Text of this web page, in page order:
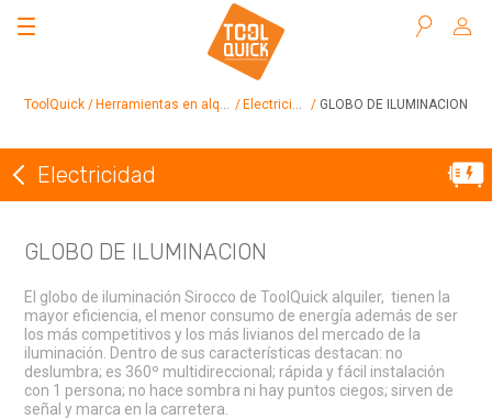
ToolQuick Herramientas en alquiler Electricidad GLOBO DE ILUMINACION
Volver a Electricidad
Electricidad
GLOBO DE ILUMINACION
El globo de iluminación Sirocco de ToolQuick alquiler, tienen la
mayor eficiencia, el menor consumo de energía además de ser
los más competitivos y los más livianos del mercado de la
iluminación. Dentro de sus características destacan: no
deslumbra; es 360º multidireccional; rápida y fácil instalación
con 1 persona; no hace sombra ni hay puntos ciegos; sirven de
señal y marca en la carretera.